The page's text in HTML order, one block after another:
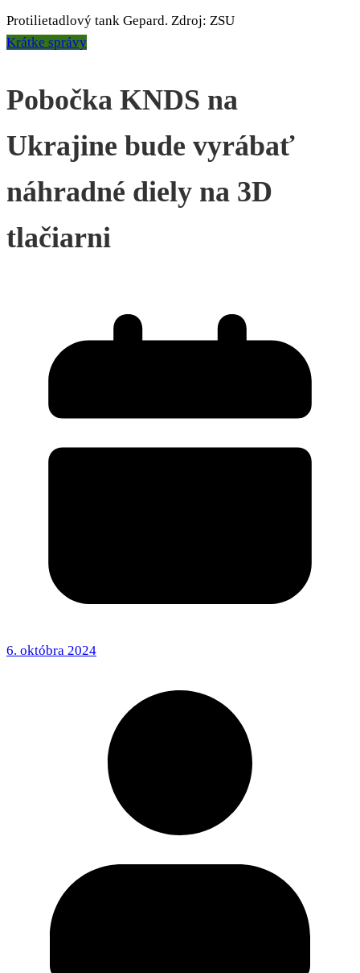
Protilietadlový tank Gepard. Zdroj: ZSU
Krátke správy
Pobočka KNDS na
Ukrajine bude vyrábať
náhradné diely na 3D
tlačiarni
6. októbra 2024